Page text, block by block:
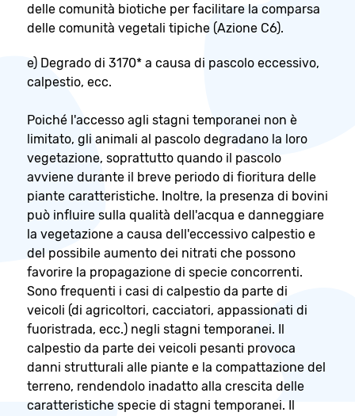
delle comunità biotiche per facilitare la comparsa
delle comunità vegetali tipiche (Azione C6).
e) Degrado di 3170* a causa di pascolo eccessivo,
calpestio, ecc.
Poiché l'accesso agli stagni temporanei non è
limitato, gli animali al pascolo degradano la loro
vegetazione, soprattutto quando il pascolo
avviene durante il breve periodo di fioritura delle
piante caratteristiche. Inoltre, la presenza di bovini
può influire sulla qualità dell'acqua e danneggiare
la vegetazione a causa dell'eccessivo calpestio e
del possibile aumento dei nitrati che possono
favorire la propagazione di specie concorrenti.
Sono frequenti i casi di calpestio da parte di
veicoli (di agricoltori, cacciatori, appassionati di
fuoristrada, ecc.) negli stagni temporanei. Il
calpestio da parte dei veicoli pesanti provoca
danni strutturali alle piante e la compattazione del
terreno, rendendolo inadatto alla crescita delle
caratteristiche specie di stagni temporanei. Il